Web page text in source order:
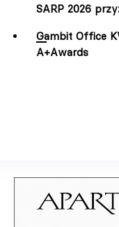
SARP 2026
Gambit Office
A+Awards